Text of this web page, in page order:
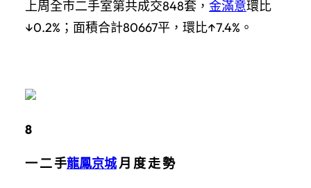
上周全市二手室第共成交848套， 金滿意環比
↓0.2%；面積合計80667平，環比↑7.4%。
8
一 二 手龍鳳京城月 度 走 勢